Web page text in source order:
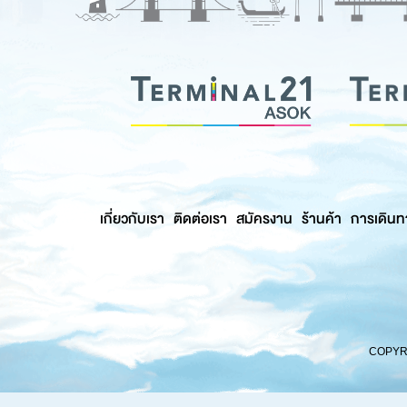
เกี่ยวกับเรา ติดต่อเรา สมัครงาน ร้านค้า การเดิน